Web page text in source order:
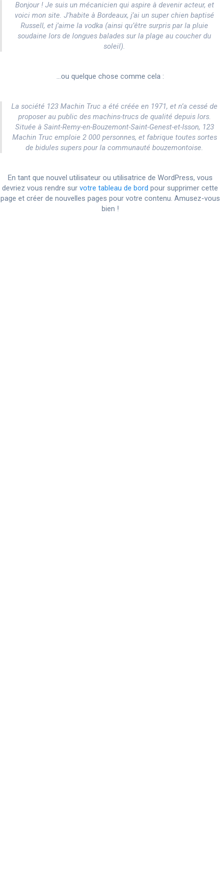
Bonjour ! Je suis un mécanicien qui aspire à devenir acteur, et
voici mon site. J’habite à Bordeaux, j’ai un super chien baptisé
Russell, et j’aime la vodka (ainsi qu’être surpris par la pluie
soudaine lors de longues balades sur la plage au coucher du
soleil).
…ou quelque chose comme cela :
La société 123 Machin Truc a été créée en 1971, et n’a cessé de
proposer au public des machins-trucs de qualité depuis lors.
Située à Saint-Remy-en-Bouzemont-Saint-Genest-et-Isson, 123
Machin Truc emploie 2 000 personnes, et fabrique toutes sortes
de bidules supers pour la communauté bouzemontoise.
En tant que nouvel utilisateur ou utilisatrice de WordPress, vous
devriez vous rendre sur votre tableau de bord pour supprimer cette
page et créer de nouvelles pages pour votre contenu. Amusez-vous
bien !